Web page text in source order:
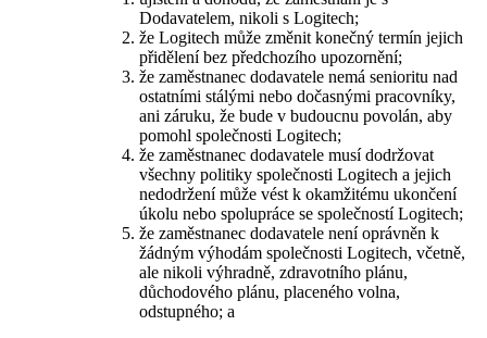
Dodavatelem, nikoli s Logitech;
že Logitech může změnit konečný termín jejich
přidělení bez předchozího upozornění;
že zaměstnanec dodavatele nemá senioritu nad
ostatními stálými nebo dočasnými pracovníky,
ani záruku, že bude v budoucnu povolán, aby
pomohl společnosti Logitech;
že zaměstnanec dodavatele musí dodržovat
všechny politiky společnosti Logitech a jejich
nedodržení může vést k okamžitému ukončení
úkolu nebo spolupráce se společností Logitech;
že zaměstnanec dodavatele není oprávněn k
žádným výhodám společnosti Logitech, včetně,
ale nikoli výhradně, zdravotního plánu,
důchodového plánu, placeného volna,
odstupného; a